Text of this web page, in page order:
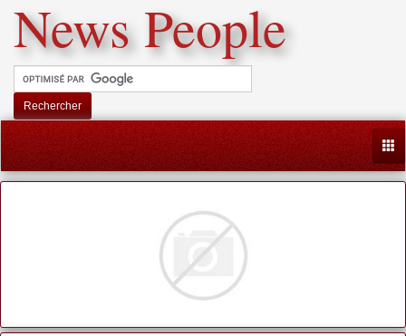
News People
Rechercher